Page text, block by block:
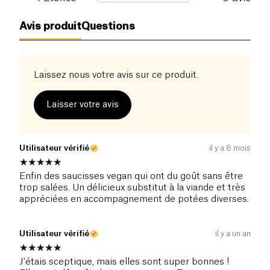
Avis produitQuestions
Laissez nous votre avis sur ce produit.
Laisser votre avis
Utilisateur vérifié il y a 8 mois
Enfin des saucisses vegan qui ont du goût sans être
trop salées. Un délicieux substitut à la viande et très
appréciées en accompagnement de potées diverses.
Utilisateur vérifié il y a un an
J'étais sceptique, mais elles sont super bonnes !